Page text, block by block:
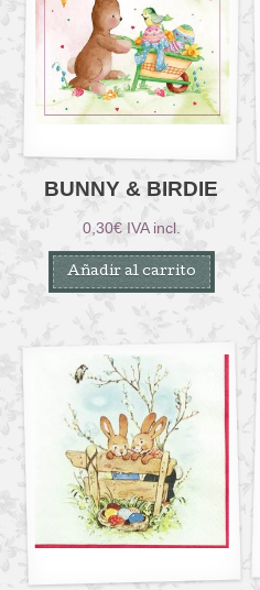
BUNNY & BIRDIE
0,30€ IVA incl.
Añadir al carrito